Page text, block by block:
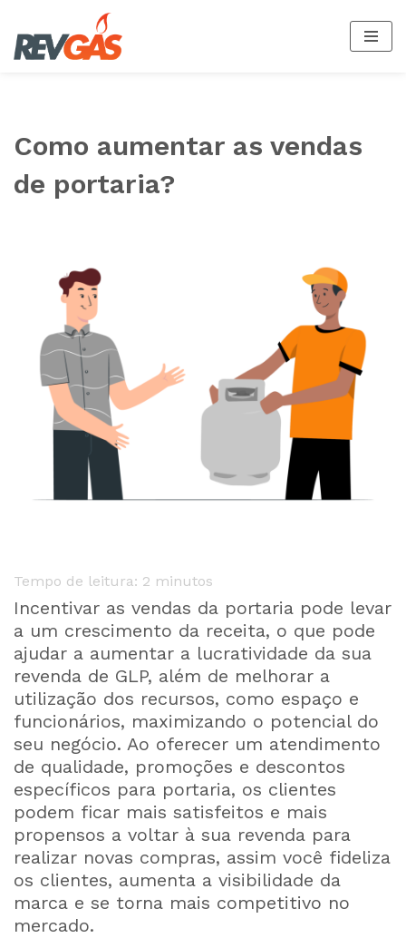
Pular
Como aumentar as vendas
de portaria?
Tempo de leitura: 2 minutos
Incentivar as vendas da portaria pode levar
a um crescimento da receita, o que pode
ajudar a aumentar a lucratividade da sua
revenda de GLP, além de melhorar a
utilização dos recursos, como espaço e
funcionários, maximizando o potencial do
seu negócio. Ao oferecer um atendimento
de qualidade, promoções e descontos
específicos para portaria, os clientes
podem ficar mais satisfeitos e mais
propensos a voltar à sua revenda para
realizar novas compras, assim você fideliza
os clientes, aumenta a visibilidade da
marca e se torna mais competitivo no
mercado.